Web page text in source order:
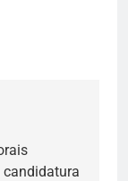
candidatura